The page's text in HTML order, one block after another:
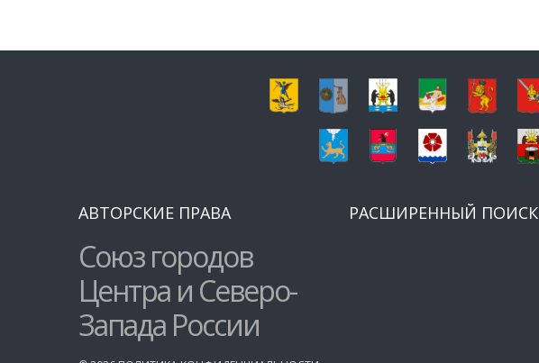
АВТОРСКИЕ ПРАВА
Союз городов
Центра и Северо-
Запада России
РАСШИРЕННЫЙ ПОИСК